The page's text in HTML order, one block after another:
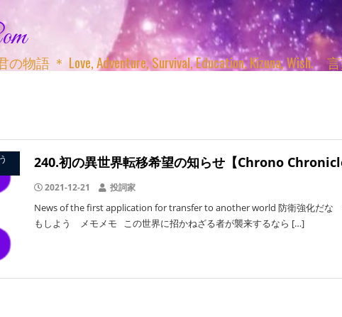
物語 ＊ Love, Adventure, Survival, Education, Kizuna,
240.初の異世界転移希望の知らせ【Chrono
2021-12-21 投詞家
News of the first application for transfer to another world 防衛強化だ
もしよう メモメモ この世界に招かねざる者が襲来するなら […]